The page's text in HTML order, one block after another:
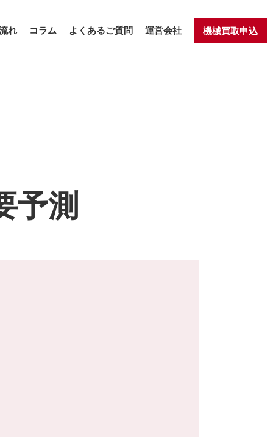
れ コラム よくあるご質問 運営会社 機械買取申込
予測